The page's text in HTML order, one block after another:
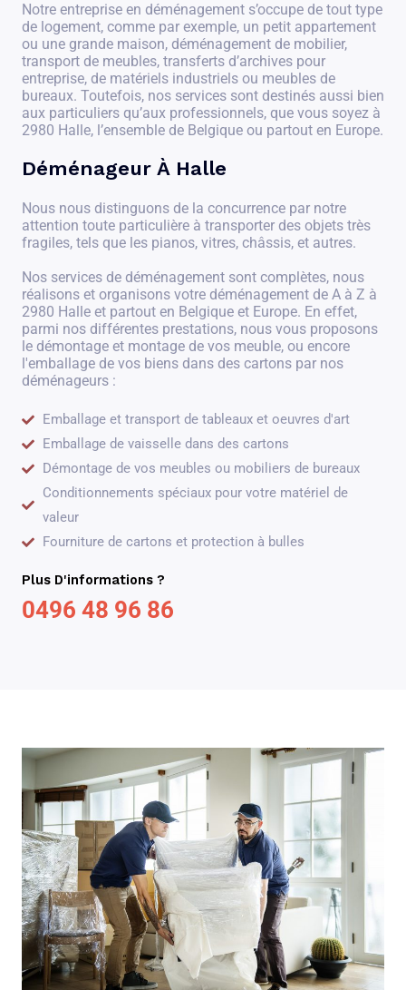
Notre entreprise en déménagement s’occupe de tout type
de logement, comme par exemple, un petit appartement
ou une grande maison, déménagement de mobilier,
transport de meubles, transferts d’archives pour
entreprise, de matériels industriels ou meubles de
bureaux. Toutefois, nos services sont destinés aussi bien
aux particuliers qu’aux professionnels, que vous soyez à
2980 Halle, l’ensemble de Belgique ou partout en Europe.
Déménageur À Halle
Nous nous distinguons de la concurrence par notre
attention toute particulière à transporter des objets très
fragiles, tels que les pianos, vitres, châssis, et autres.
Nos services de déménagement sont complètes, nous
réalisons et organisons votre déménagement de A à Z à
2980 Halle et partout en Belgique et Europe. En effet,
parmi nos différentes prestations, nous vous proposons
le démontage et montage de vos meuble, ou encore
l'emballage de vos biens dans des cartons par nos
déménageurs :
Emballage et transport de tableaux et oeuvres d'art
Emballage de vaisselle dans des cartons
Démontage de vos meubles ou mobiliers de bureaux
Conditionnements spéciaux pour votre matériel de
valeur
Fourniture de cartons et protection à bulles
Plus D'informations ?
0496 48 96 86